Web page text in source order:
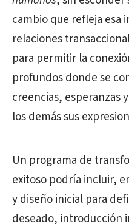
cambio que refleja esa
relaciones
para permitir la
profundos donde se
creencias, esperanzas
los demás sus
Un programa de
exitoso podría incluir,
y diseño inicial para
deseado, introducción